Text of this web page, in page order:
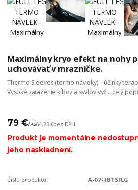
Maximálny kryo efekt na nohy
uchovávať v mrazničke.
Thermo Sleeves (termo návleky) – účinky
Vysoké zaťaženie kĺbov a svalov vyž... celý
79 €/ks64,23 €bez DPH
Produkt je momentálne
jeho naskladnení.
Číslo produktu: A-07-RBTSFLG